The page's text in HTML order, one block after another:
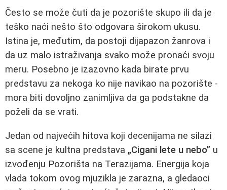
Često se može čuti da je pozorište skupo ili da je
teško naći nešto što odgovara širokom ukusu.
Istina je, međutim, da postoji dijapazon žanrova i
da uz malo istraživanja svako može pronaći svoju
meru. Posebno je izazovno kada birate prvu
predstavu za nekoga ko nije navikao na pozorište -
mora biti dovoljno zanimljiva da ga podstakne da
poželi da se vrati.
Jedan od najvećih hitova koji decenijama ne silazi
sa scene je kultna predstava „Cigani lete u nebo” u
izvođenju Pozorišta na Terazijama. Energija koja
vlada tokom ovog mjuzikla je zarazna, a gledaoci